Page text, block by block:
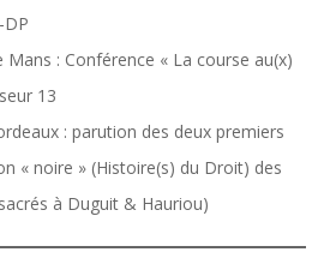
: Conférence « La course au(x)
13
: parution des deux premiers
« noire » (Histoire(s) du Droit) des
à Duguit & Hauriou)